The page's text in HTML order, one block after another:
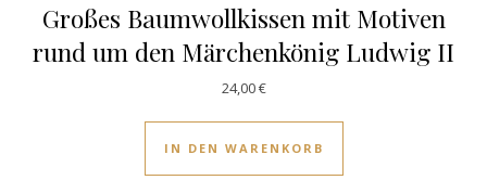
Großes Baumwollkissen mit Motiven
rund um den Märchenkönig Ludwig II
24,00€
IN DEN WARENKORB